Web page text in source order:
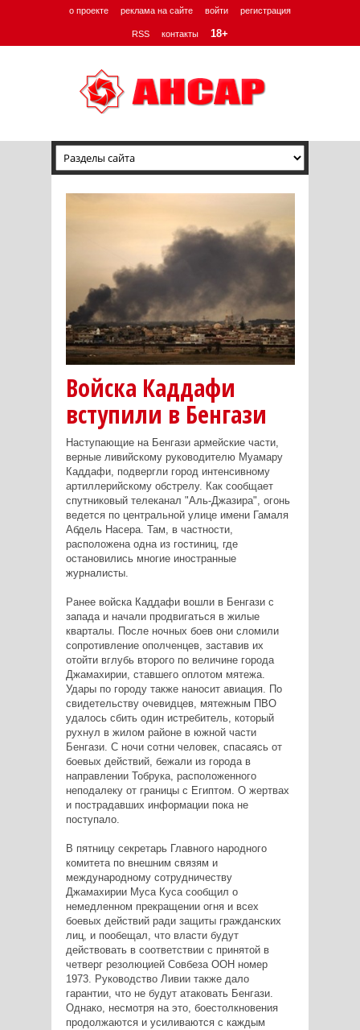
о проекте реклама на сайте войти регистрация
RSS контакты 18+
Войска Каддафи
вступили в Бенгази
Наступающие на Бенгази армейские части,
верные ливийскому руководителю Муамару
Каддафи, подвергли город интенсивному
артиллерийскому обстрелу. Как сообщает
спутниковый телеканал "Аль-Джазира", огонь
ведется по центральной улице имени Гамаля
Абдель Насера. Там, в частности,
расположена одна из гостиниц, где
остановились многие иностранные
журналисты.
Ранее войска Каддафи вошли в Бенгази с
запада и начали продвигаться в жилые
кварталы. После ночных боев они сломили
сопротивление ополченцев, заставив их
отойти вглубь второго по величине города
Джамахирии, ставшего оплотом мятежа.
Удары по городу также наносит авиация. По
свидетельству очевидцев, мятежным ПВО
удалось сбить один истребитель, который
рухнул в жилом районе в южной части
Бенгази. С ночи сотни человек, спасаясь от
боевых действий, бежали из города в
направлении Тобрука, расположенного
неподалеку от границы с Египтом. О жертвах
и пострадавших информации пока не
поступало.
В пятницу секретарь Главного народного
комитета по внешним связям и
международному сотрудничеству
Джамахирии Муса Куса сообщил о
немедленном прекращении огня и всех
боевых действий ради защиты гражданских
лиц, и пообещал, что власти будут
действовать в соответствии с принятой в
четверг резолюцией Совбеза ООН номер
1973. Руководство Ливии также дало
гарантии, что не будут атаковать Бенгази.
Однако, несмотря на это, боестолкновения
продолжаются и усиливаются с каждым